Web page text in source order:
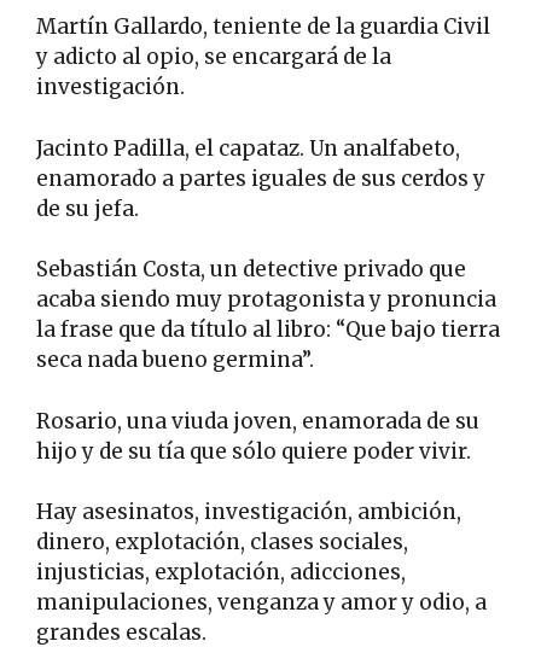
Martín Gallardo, teniente de la guardia Civil
y adicto al opio, se encargará de la
investigación.
Jacinto Padilla, el capataz. Un analfabeto,
enamorado a partes iguales de sus cerdos y
de su jefa.
Sebastián Costa, un detective privado que
acaba siendo muy protagonista y pronuncia
la frase que da título al libro: “Que bajo tierra
seca nada bueno germina”.
Rosario, una viuda joven, enamorada de su
hijo y de su tía que sólo quiere poder vivir.
Hay asesinatos, investigación, ambición,
dinero, explotación, clases sociales,
injusticias, explotación, adicciones,
manipulaciones, venganza y amor y odio, a
grandes escalas.